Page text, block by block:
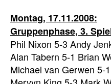
Montag, 17.11.2008:
Gruppenphase, 3.
Phil Nixon 5-3 Andy
Alan Tabern 5-1 Brian
Michael van Gerwen 5-